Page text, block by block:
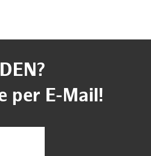
per E-Mail!